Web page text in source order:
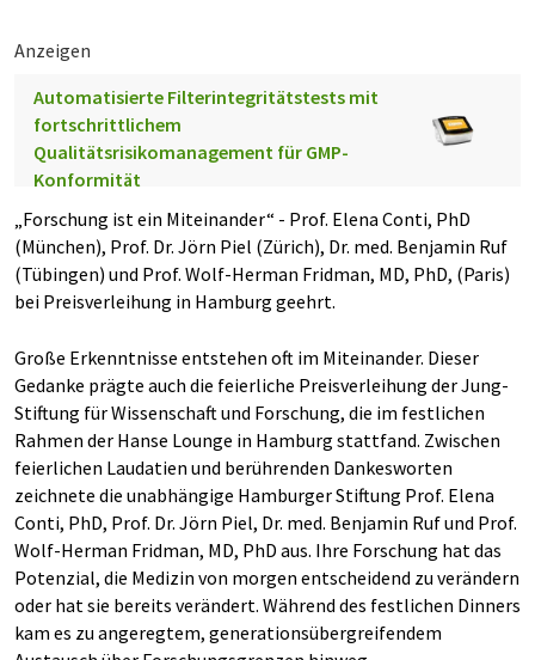
Anzeigen
Automatisierte Filterintegritätstests mit
fortschrittlichem
Qualitätsrisikomanagement für GMP-
Konformität
„Forschung ist ein Miteinander“ - Prof. Elena Conti, PhD
(München), Prof. Dr. Jörn Piel (Zürich), Dr. med. Benjamin Ruf
(Tübingen) und Prof. Wolf-Herman Fridman, MD, PhD, (Paris)
bei Preisverleihung in Hamburg geehrt.
Große Erkenntnisse entstehen oft im Miteinander. Dieser
Gedanke prägte auch die feierliche Preisverleihung der Jung-
Stiftung für Wissenschaft und Forschung, die im festlichen
Rahmen der Hanse Lounge in Hamburg stattfand. Zwischen
feierlichen Laudatien und berührenden Dankesworten
zeichnete die unabhängige Hamburger Stiftung Prof. Elena
Conti, PhD, Prof. Dr. Jörn Piel, Dr. med. Benjamin Ruf und Prof.
Wolf-Herman Fridman, MD, PhD aus. Ihre Forschung hat das
Potenzial, die Medizin von morgen entscheidend zu verändern
oder hat sie bereits verändert. Während des festlichen Dinners
kam es zu angeregtem, generationsübergreifendem